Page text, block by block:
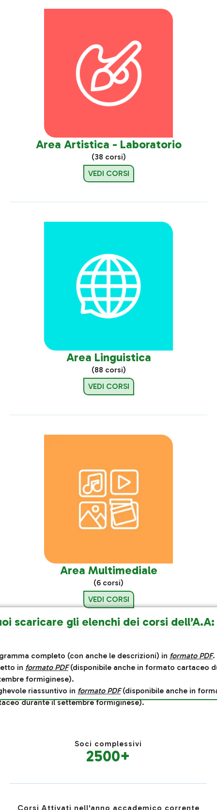
Area Artistica - Laboratorio
(38 corsi)
VEDI CORSI
Area Linguistica
(88 corsi)
VEDI CORSI
Area Multimediale
(6 corsi)
VEDI CORSI
scaricare gli elenchi dei corsi
completo (con anche le descrizioni) in formato PDF.
in formato PDF(disponibile anche in formato cartaceo
formiginese).
riassuntivo in formato PDF(disponibile anche in
durante il settembre formiginese).
Soci complessivi
2500+
Corsi Attivati nell'anno accademico corrente